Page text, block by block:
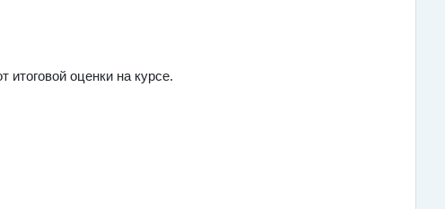
итоговой оценки на курсе.